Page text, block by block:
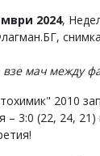
2024,
взе мач между
2010
– 3:0 (22, 24,